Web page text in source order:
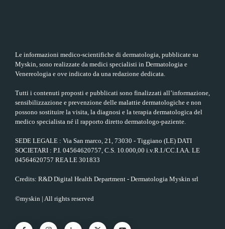
Le informazioni medico-scientifiche di dermatologia, pubblicate su
Myskin, sono realizzate da medici specialisti in Dermatologia e
Venereologia e ove indicato da una redazione dedicata.
Tutti i contenuti proposti e pubblicati sono finalizzati all’informazione,
sensibilizzazione e prevenzione delle malattie dermatologiche e non
possono sostituire la visita, la diagnosi e la terapia dermatologica del
medico specialista né il rapporto diretto dermatologo-paziente.
SEDE LEGALE : Via San marco, 21, 73030 - Tiggiano (LE) DATI
SOCIETARI : P.I. 04564620757, C.S. 10.000,00 i.v.R.I./CC.I.AA. LE
04564620757 REA LE 301833
Credits: R&D Digital Health Department - Dermatologia Myskin srl
©myskin | All rights reserved